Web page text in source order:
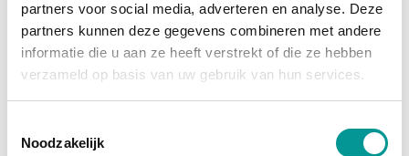
partners voor social media, adverteren en analyse. Deze
partners kunnen deze gegevens combineren met andere
informatie die u aan ze heeft verstrekt of die ze hebben
verzameld op basis van uw gebruik van hun services.
Noodzakelijk
grootste afschrijving is al gedaan, en je profiteert
van
fiscale voordelenzoals investeringsaftrek en
btw-teruggave (bij een btw-auto). Je wordt namelijk
vrij houdt voor andere investeringen.